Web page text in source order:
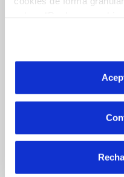
son indispensables para
por tanto no se pueden
más información en
Gestiones Online
FACTURAS, PAGOS Y
MODIFICACIÓN DE DATOS
TODAS LAS GESTIONES